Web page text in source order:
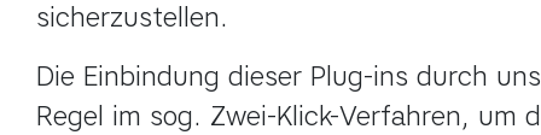
sicherzustellen.
Die Einbindung dieser Plug-ins durch
Regel im sog. Zwei-Klick-Verfahren, um